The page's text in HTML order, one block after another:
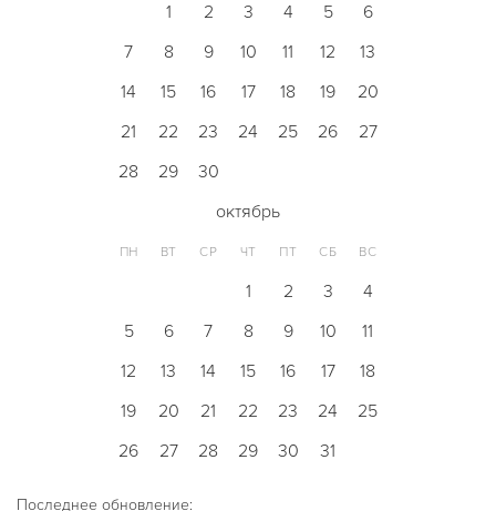
1 2 3 4 5
6
7
8 9 10 11 12
13
14
15 16 17 18 19
20
21
22 23 24 25 26
27
28
29
30
октябрь
ПН ВТ СР ЧТ ПТ СБ ВС
1 2 3
4
5
6 7 8 9 10
11
12
13 14 15 16 17
18
19
20 21 22 23 24
25
26
27 28 29 30 31
Последнее обновление: